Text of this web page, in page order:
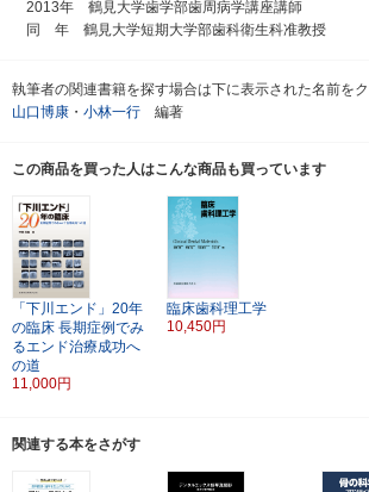
2013年 鶴見大学歯学部歯周病学講座講師
同 年 鶴見大学短期大学部歯科衛生科准教授
執筆者の関連書籍を探す場合は下に表示された名前を
山口博康 ・ 小林一行 編著
この商品を買った人はこんな商品も買っています
「下川エンド」20年
の臨床 長期症例でみ
るエンド治療成功へ
の道
11,000円
臨床歯科理工学
10,450円
関連する本をさがす